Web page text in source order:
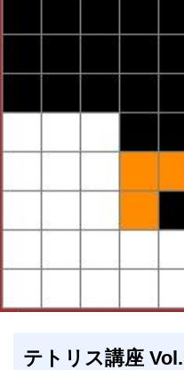
テトリス講座